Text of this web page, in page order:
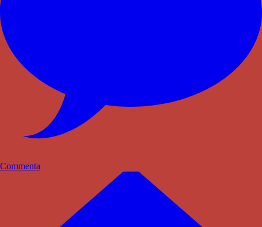
Commenta